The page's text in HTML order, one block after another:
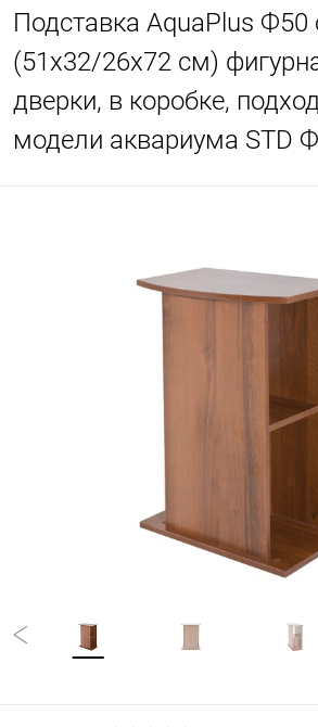
Подставка AquaPlus Ф50
(51х32/26х72 см)
дверки, в коробке,
модели аквариума STD